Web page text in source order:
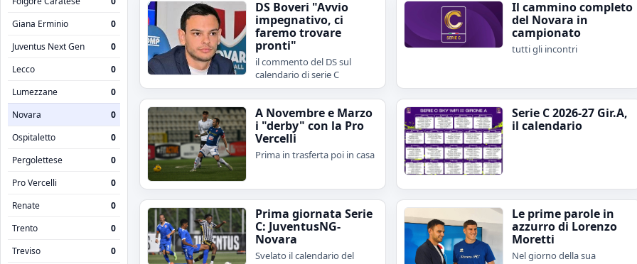
Giana Erminio
0
Juventus Next Gen
0
Lecco
0
Lumezzane
0
Novara
0
Ospitaletto
0
Pergolettese
0
Pro Vercelli
0
Renate
0
Trento
0
Treviso
0
DS Boveri "Avvio
impegnativo, ci
faremo trovare
pronti"
il commento del DS sul
calendario di serie C
Il cammino completo
del Novara in
campionato
tutti gli incontri
A Novembre e Marzo
i "derby" con la Pro
Vercelli
Prima in trasferta poi in casa
Serie C 2026-27 Gir.A,
il calendario
Prima giornata Serie
C: JuventusNG-
Novara
Svelato il calendario del
Le prime parole in
azzurro di Lorenzo
Moretti
Nel giorno della sua